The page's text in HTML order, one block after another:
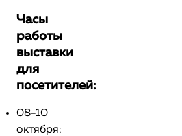
Часы
работы
выставки
для
посетителей:
08-10
октября: